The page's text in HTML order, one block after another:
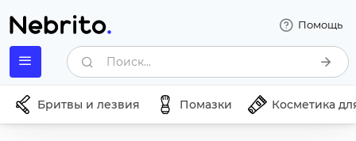
Помощь
Поиск...
Бритвы и лезвия Помазки Косметика